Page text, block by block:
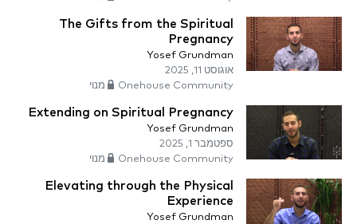
The Gifts from the Spiritual
Pregnancy
Yosef Grundman
אוגוסט 11, 2025
Onehouse Community מנוי
Extending on Spiritual Pregnancy
Yosef Grundman
ספטמבר 1, 2025
Onehouse Community מנוי
Elevating through the Physical
Experience
Yosef Grundman